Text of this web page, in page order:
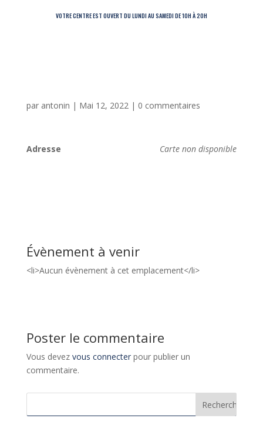
VOTRE CENTRE EST OUVERT DU LUNDI AU SAMEDI DE 10H À 20H
par antonin | Mai 12, 2022| 0 commentaires
Carte non disponible
Adresse
Évènement à venir
<li>Aucun évènement à cet emplacement</li>
Poster le commentaire
Vous devez vous connecterpour publier un
commentaire.